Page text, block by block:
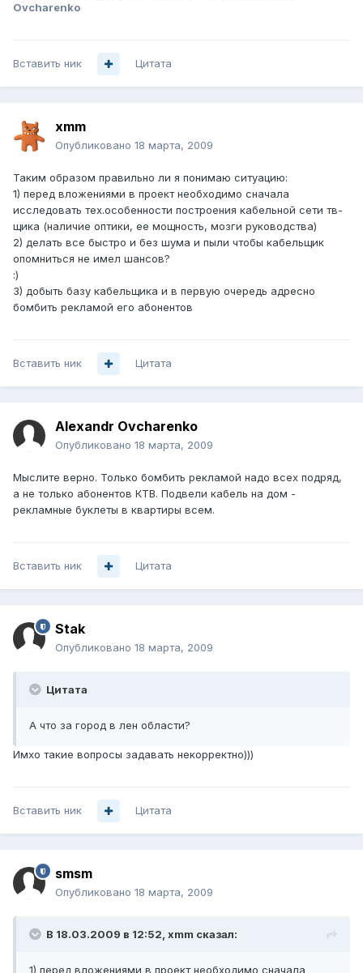
Ovcharenko
Вставить ник Цитата
xmm
Опубликовано 18 марта, 2009
Таким образом правильно ли я понимаю ситуацию:
1) перед вложениями в проект необходимо сначала
исследовать тех.особенности построения кабельной сети тв-
щика (наличие оптики, ее мощность, мозги руководства)
2) делать все быстро и без шума и пыли чтобы кабельщик
опомниться не имел шансов?
:)
3) добыть базу кабельщика и в первую очередь адресно
бомбить рекламой его абонентов
Вставить ник Цитата
Alexandr Ovcharenko
Опубликовано 18 марта, 2009
Мыслите верно. Только бомбить рекламой надо всех подряд,
а не только абонентов КТВ. Подвели кабель на дом -
рекламные буклеты в квартиры всем.
Вставить ник Цитата
Stak
Опубликовано 18 марта, 2009
Цитата
А что за город в лен области?
Имхо такие вопросы задавать некорректно)))
Вставить ник Цитата
smsm
Опубликовано 18 марта, 2009
В 18.03.2009 в 12:52, xmm сказал:
1) перед вложениями в проект необходимо сначала